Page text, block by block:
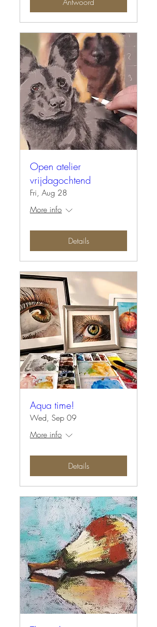
Open atelier
vrijdagochtend
Fri, Aug 28
More info
Details
Aqua time!
Wed, Sep 09
More info
Details